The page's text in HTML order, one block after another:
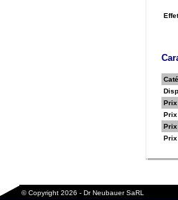
Prix
Prix
Prix
Prix
© Copyright 2026 - Dr Neubauer SaRL